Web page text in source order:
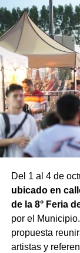
Del 1 al 4 de
ubicado en
de la 8° Feria
por el
propuesta
artistas y